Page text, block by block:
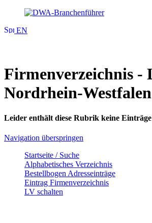
EN
Firmenverzeichnis -
Nordrhein-Westfalen
Leider enthält diese Rubrik keine Einträge
Navigation überspringen
Startseite / Suche
Alphabetisches Verzeichnis
Bestellbogen Adresseinträge
Eintrag Firmenverzeichnis
LV schalten